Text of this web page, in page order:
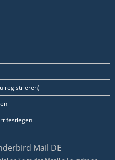
registrieren)
festlegen
Mail DE